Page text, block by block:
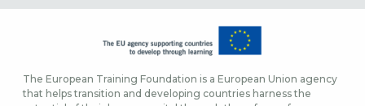
The European Training Foundation is a European Union agency
that helps transition and developing countries harness the